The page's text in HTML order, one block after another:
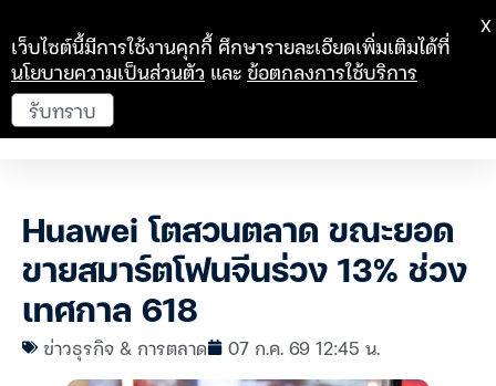
Huawei โตสวนตลาด ขณะยอด
ขายสมาร์ตโฟนจีนร่วง 13% ช่วง
เทศกาล 618
ข่าวธุรกิจ & การตลาด 07 ก.ค. 69 12:45 น.
เว็บไซต์นี้มีการใช้งานคุกกี้ ศึกษารายละเอียดเพิ่มเติมได้ที่
นโยบายความเป็นส่วนตัว และข้อตกลงการใช้บริการ
รับทราบ
X